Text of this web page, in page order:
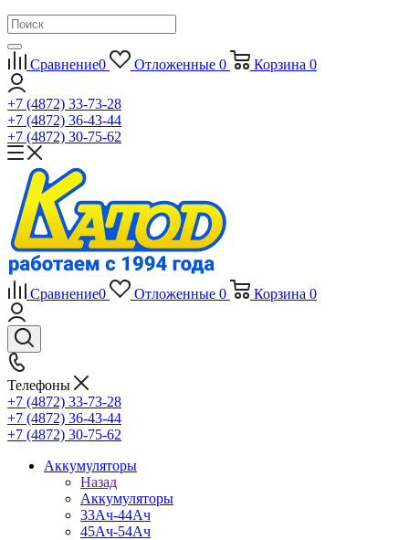
Сравнение0 Отложенные 0 Корзина 0
+7 (4872) 33-73-28
+7 (4872) 36-43-44
+7 (4872) 30-75-62
Сравнение0 Отложенные 0 Корзина 0
Телефоны
+7 (4872) 33-73-28
+7 (4872) 36-43-44
+7 (4872) 30-75-62
Аккумуляторы
Назад
Аккумуляторы
33Ач-44Ач
45Ач-54Ач